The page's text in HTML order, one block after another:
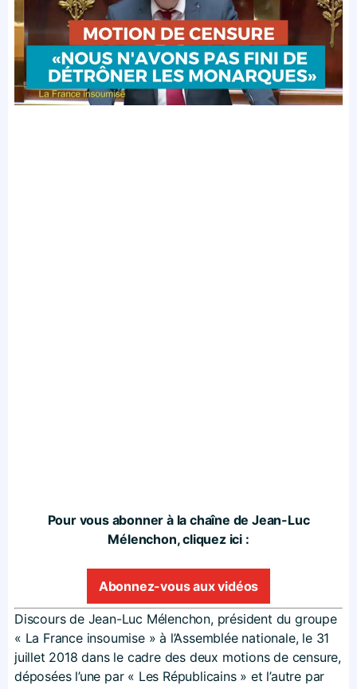
Pour vous abonner à la chaîne de Jean-Luc
Mélenchon, cliquez ici :
Abonnez-vous aux vidéos
Discours de Jean-Luc Mélenchon, président du groupe
« La France insoumise » à l’Assemblée nationale, le 31
juillet 2018 dans le cadre des deux motions de censure,
déposées l’une par « Les Républicains » et l’autre par